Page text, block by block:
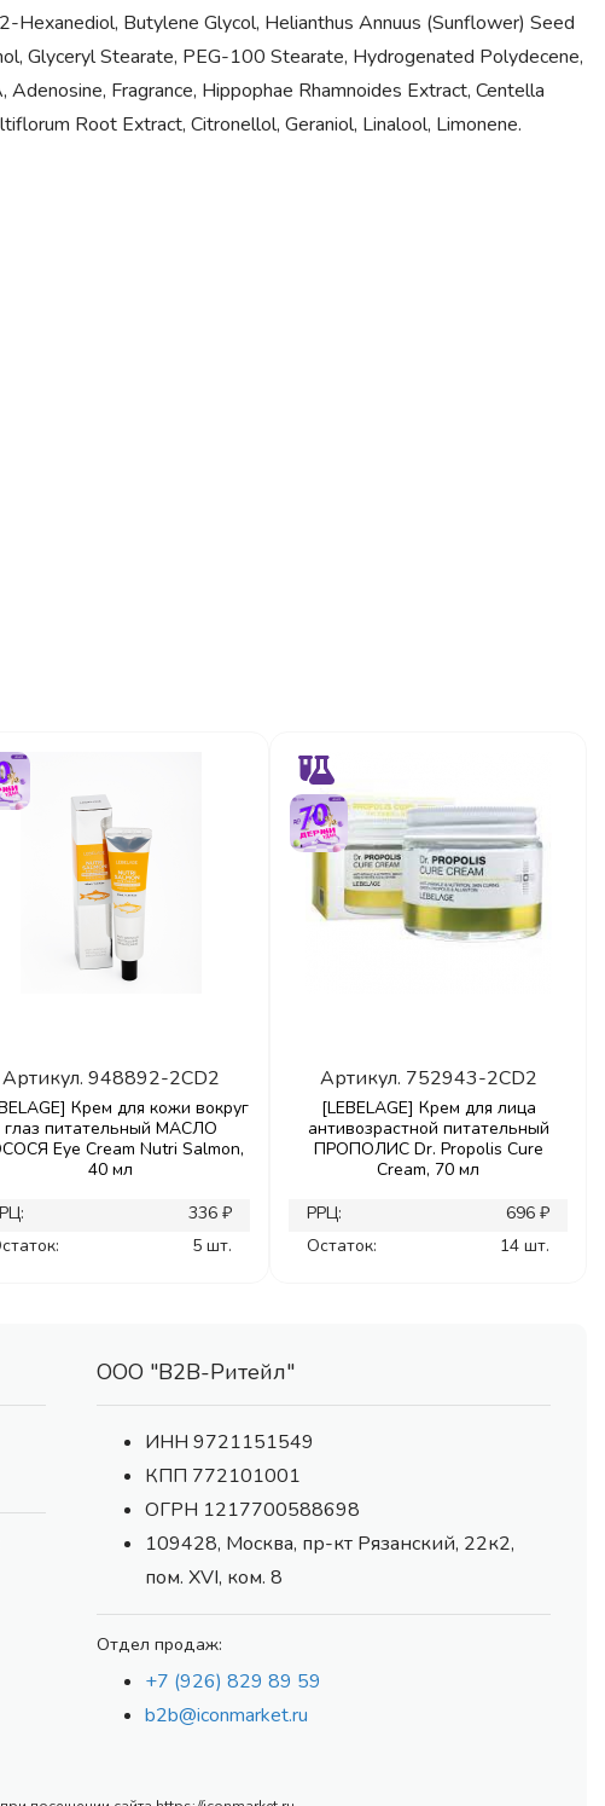
Hexanediol, Butylene Glycol, Helianthus Annuus (Sunflower) Seed
Glyceryl Stearate, PEG-100 Stearate, Hydrogenated Polydecene,
Fragrance, Hippophae Rhamnoides Extract, Centella
Root Extract, Сitronellol, Geraniol, Linalool, Limonene.
Артикул. 948892-2CD2
Крем для кожи вокруг
глаз питательный МАСЛО
Eye Cream Nutri Salmon,
40 мл
336 ₽
5 шт.
Артикул. 752943-2CD2
[LEBELAGE] Крем для лица
антивозрастной питательный
ПРОПОЛИС Dr. Propolis Cure
Cream, 70 мл
РРЦ:
696 ₽
Остаток:
14 шт.
ООО "В2В-Ритейл"
ИНН 9721151549
КПП 772101001
ОГРН 1217700588698
109428, Москва, пр-кт Рязанский, 22к2,
пом. XVI, ком. 8
Отдел продаж:
+7 (926) 829 89 59
b2b@iconmarket.ru